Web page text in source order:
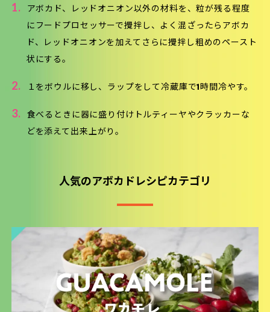
1.
アボカド、レッドオニオン以外の材料を、粒が残る程度
にフードプロセッサーで攪拌し、よく混ざったらアボカ
ド、レッドオニオンを加えてさらに攪拌し粗めのペースト
状にする。
2. １をボウルに移し、ラップをして冷蔵庫で1時間冷やす。
3.
食べるときに器に盛り付けトルティーヤやクラッカーな
どを添えて出来上がり。
人気のアボカドレシピカテゴリ